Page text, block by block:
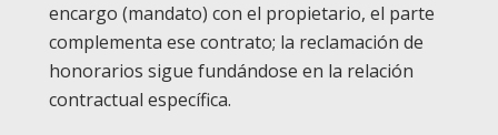
encargo (mandato) con el propietario, el parte
complementa ese contrato; la reclamación de
honorarios sigue fundándose en la relación
contractual específica.